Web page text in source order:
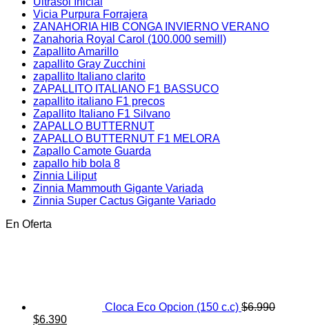
Vicia Purpura Forrajera
ZANAHORIA HIB CONGA INVIERNO VERANO
Zanahoria Royal Carol (100.000 semill)
Zapallito Amarillo
zapallito Gray Zucchini
zapallito Italiano clarito
ZAPALLITO ITALIANO F1 BASSUCO
zapallito italiano F1 precos
Zapallito Italiano F1 Silvano
ZAPALLO BUTTERNUT
ZAPALLO BUTTERNUT F1 MELORA
Zapallo Camote Guarda
zapallo hib bola 8
Zinnia Liliput
Zinnia Mammouth Gigante Variada
Zinnia Super Cactus Gigante Variado
En Oferta
Cloca Eco Opcion (150 c.c) $6.990
El
$6.390El